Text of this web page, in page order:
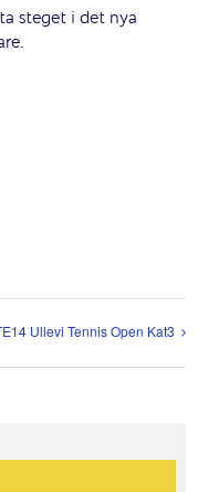
steget i det nya
Ullevi Tennis Open Kat3